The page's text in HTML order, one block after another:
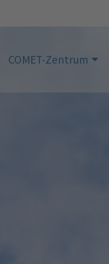
COMET-Zentrum